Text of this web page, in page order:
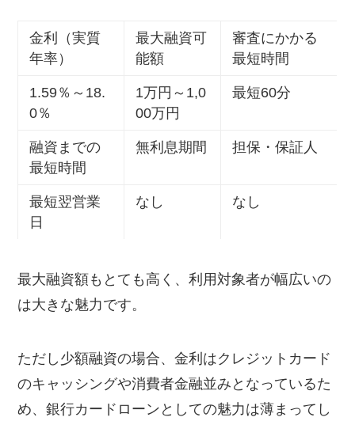
金利（実質
年率）
最大融資可
能額
審査にかかる
最短時間
1.59％～18.
0％
1万円～1,0
00万円
最短60分
融資までの
最短時間
無利息期間 担保・保証人
最短翌営業
日
なし なし
最大融資額もとても高く、利用対象者が幅広いの
は大きな魅力です。
ただし少額融資の場合、金利はクレジットカード
のキャッシングや消費者金融並みとなっているた
め、銀行カードローンとしての魅力は薄まってし